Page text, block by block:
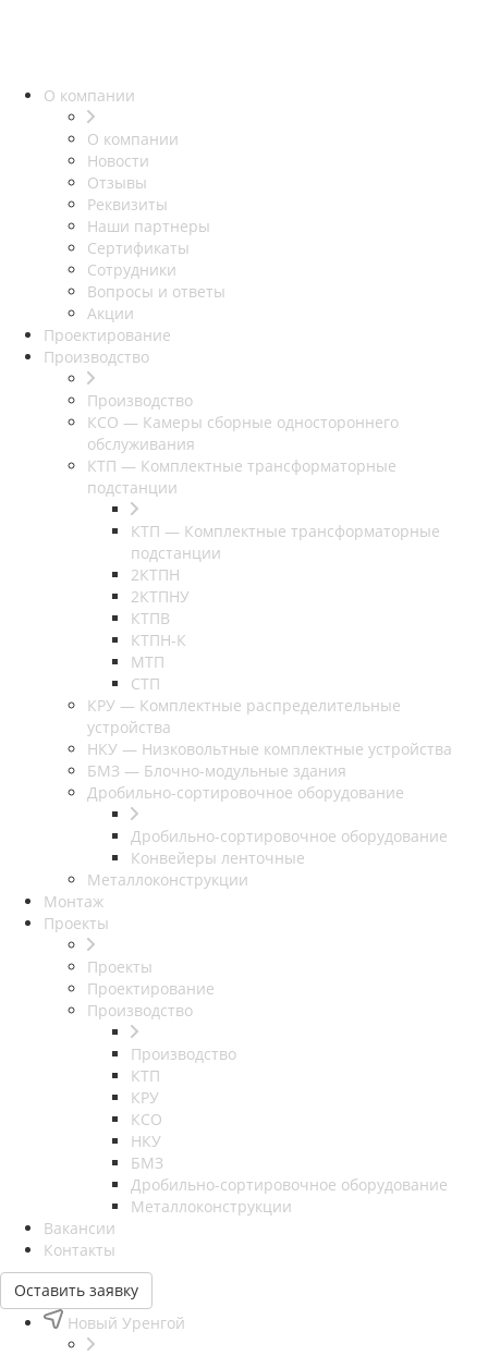
О компании
О компании
Новости
Отзывы
Реквизиты
Наши партнеры
Сертификаты
Сотрудники
Вопросы и ответы
Акции
Проектирование
Производство
Производство
КСО — Камеры сборные одностороннего
обслуживания
КТП — Комплектные трансформаторные
подстанции
КТП — Комплектные трансформаторные
подстанции
2КТПН
2КТПНУ
КТПВ
КТПН-К
МТП
СТП
КРУ — Комплектные распределительные
устройства
НКУ — Низковольтные комплектные устройства
БМЗ — Блочно-модульные здания
Дробильно-сортировочное оборудование
Дробильно-сортировочное оборудование
Конвейеры ленточные
Металлоконструкции
Монтаж
Проекты
Проекты
Проектирование
Производство
Производство
КТП
КРУ
КСО
НКУ
БМЗ
Дробильно-сортировочное оборудование
Металлоконструкции
Вакансии
Контакты
Оставить заявку
Новый Уренгой